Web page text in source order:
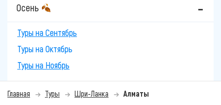
Осень
Туры на Сентябрь
Туры на Октябрь
Туры на Ноябрь
Главная Туры Шри-Ланка Алматы